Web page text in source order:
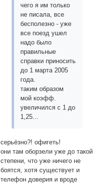
чего я им только
не писала, все
бесполезно - уже
все поезд ушел
надо было
правильные
справки приносить
до 1 марта 2005
года.
таким образом
мой коэфф.
увеличился с 1 до
1,25...
серьёзно?! офигеть!
они там оборзели уже до такой
степени, что уже ничего не
боятся, хотя существует и
телефон доверия и вроде